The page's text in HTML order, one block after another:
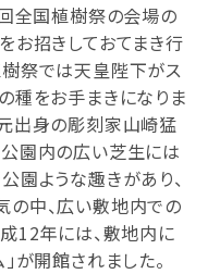
全国植樹祭の会場の
お招きしておてまき行
祭では天皇陛下がス
種をお手まきになりま
出身の彫刻家山崎猛
園内の広い芝生には
園ような趣きがあり、
中、広い敷地内での
12年には、敷地内に
が開館されました。